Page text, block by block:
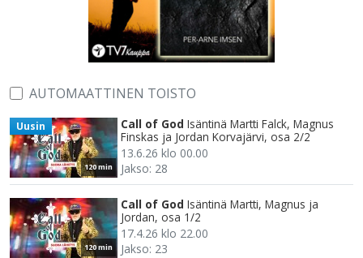
AUTOMAATTINEN TOISTO
120 min
Uusin Call of God Isäntinä Martti Falck, Magnus
Finskas ja Jordan Korvajärvi, osa 2/2
13.6.26 klo 00.00
Jakso: 28
120 min
Call of God Isäntinä Martti, Magnus ja
Jordan, osa 1/2
17.4.26 klo 22.00
Jakso: 23